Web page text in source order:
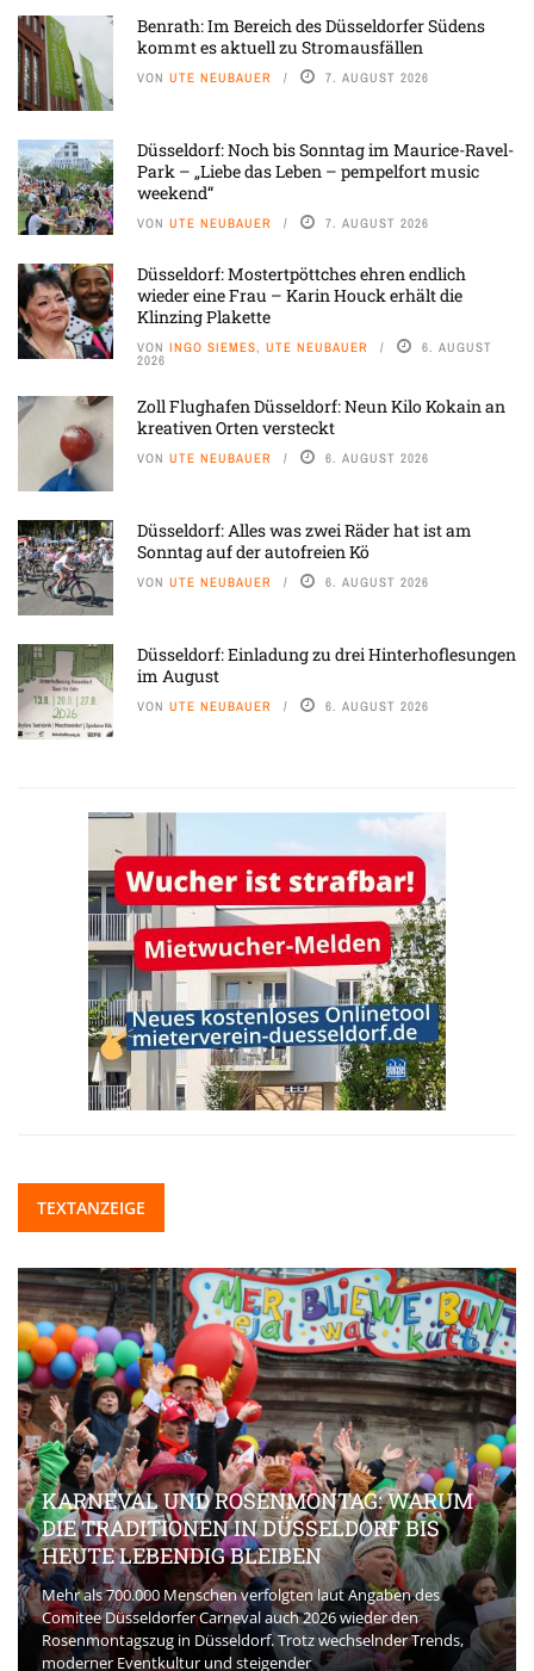
Benrath: Im Bereich des Düsseldorfer Südens
kommt es aktuell zu Stromausfällen
VON UTE NEUBAUER 7. AUGUST 2026
Düsseldorf: Noch bis Sonntag im Maurice-Ravel-
Park – „Liebe das Leben – pempelfort music
weekend“
VON UTE NEUBAUER 7. AUGUST 2026
Düsseldorf: Mostertpöttches ehren endlich
wieder eine Frau – Karin Houck erhält die
Klinzing Plakette
VON INGO SIEMES, UTE NEUBAUER 6. AUGUST
2026
Zoll Flughafen Düsseldorf: Neun Kilo Kokain an
kreativen Orten versteckt
VON UTE NEUBAUER 6. AUGUST 2026
Düsseldorf: Alles was zwei Räder hat ist am
Sonntag auf der autofreien Kö
VON UTE NEUBAUER 6. AUGUST 2026
Düsseldorf: Einladung zu drei Hinterhoflesungen
im August
VON UTE NEUBAUER 6. AUGUST 2026
TEXTANZEIGE
KARNEVAL UND ROSENMONTAG: WARUM
DIE TRADITIONEN IN DÜSSELDORF BIS
HEUTE LEBENDIG BLEIBEN
Mehr als 700.000 Menschen verfolgten laut Angaben des
Comitee Düsseldorfer Carneval auch 2026 wieder den
Rosenmontagszug in Düsseldorf. Trotz wechselnder Trends,
moderner Eventkultur und steigender